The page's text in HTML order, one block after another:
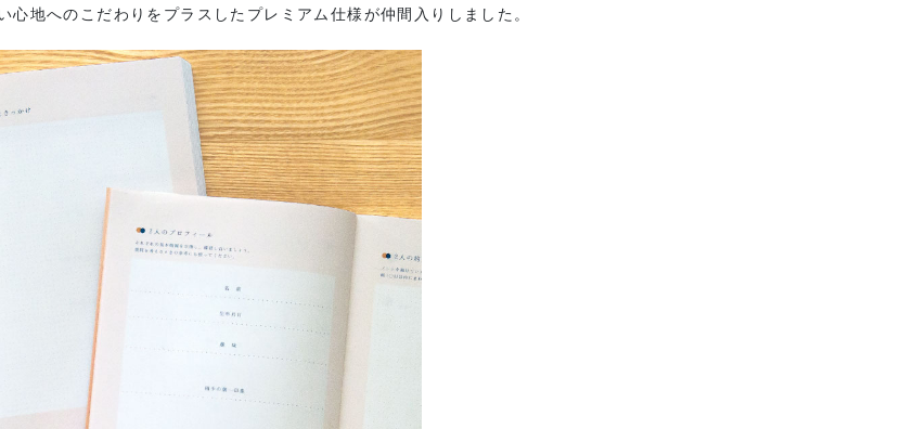
心地へのこだわりをプラスしたプレミアム仕様が仲間入りしました。